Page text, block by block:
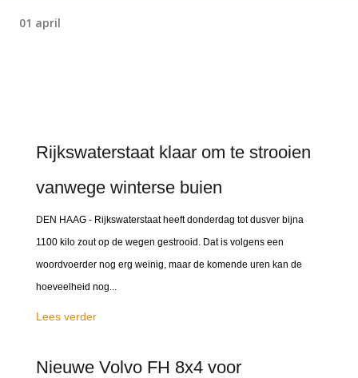
01 april
Rijkswaterstaat klaar om te strooien
vanwege winterse buien
DEN HAAG - Rijkswaterstaat heeft donderdag tot dusver bijna
1100 kilo zout op de wegen gestrooid. Dat is volgens een
woordvoerder nog erg weinig, maar de komende uren kan de
hoeveelheid nog...
Lees verder
Nieuwe Volvo FH 8x4 voor